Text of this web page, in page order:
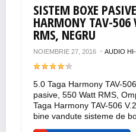
SISTEM BOXE
HARMONY TAV-506
RMS, NEGRU
NOIEMBRIE 27, 2016 AUDIO
5.0 Taga Harmony TAV-
pasive, 550 Watt RMS,
Taga Harmony TAV-506
bine vandute sisteme de